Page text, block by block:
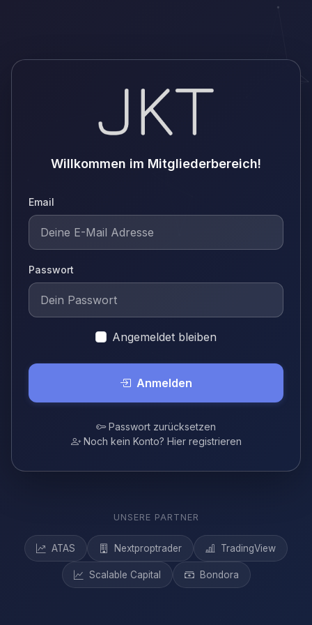
Willkommen im Mitgliederbereich!
Email
Passwort
Angemeldet bleiben
Anmelden
Passwort zurücksetzen
Noch kein Konto? Hier registrieren
UNSERE PARTNER
ATAS Nextproptrader TradingView
Scalable Capital Bondora